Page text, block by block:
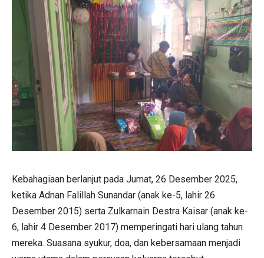
Kebahagiaan berlanjut pada Jumat, 26 Desember 2025,
ketika Adnan Falillah Sunandar (anak ke-5, lahir 26
Desember 2015) serta Zulkarnain Destra Kaisar (anak ke-
6, lahir 4 Desember 2017) memperingati hari ulang tahun
mereka. Suasana syukur, doa, dan kebersamaan menjadi